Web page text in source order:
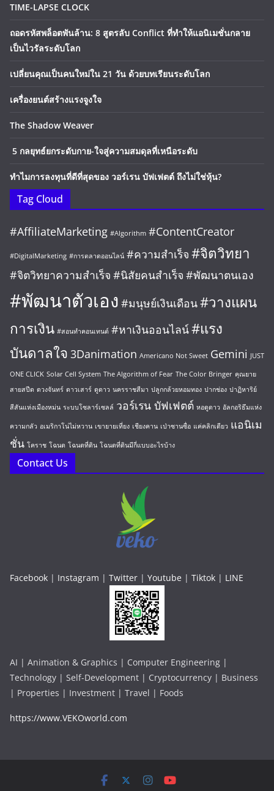
TIME-LAPSE CLOCK
ถอดรหัสพล็อตพันล้าน: 8 สูตรลับ Conflict ที่ทำให้แอนิเมชั่นกลาย
เป็นไวรัลระดับโลก
เปลี่ยนคุณเป็นคนใหม่ใน 21 วัน ด้วยบทเรียนระดับโลก
เครื่องยนต์สร้างแรงจูงใจ
The Shadow Weaver
5 กลยุทธ์ยกระดับกาย-ใจสู่ความสมดุลที่เหนือระดับ
ทำไมการลงทุนที่ดีที่สุดของ วอร์เรน บัฟเฟตต์ ถึงไม่ใช่หุ้น?
Tag Cloud
#AffiliateMarketing #Algorithm #ContentCreator
#DigitalMarketing #การตลาดออนไลน์ #ความสำเร็จ #จิตวิทยา
#จิตวิทยาความสำเร็จ #นิสัยคนสำเร็จ #พัฒนาตนเอง
#พัฒนาตัวเอง #มนุษย์เงินเดือน#วางแผน
การเงิน #สอนทำคอนเทนต์ #หาเงินออนไลน์#แรง
บันดาลใจ 3Danimation Americano Not Sweet Gemini JUST
ONE CLICK Solar Cell System The Algorithm of Fear The Color Bringer คุณยาย
สายสปีด ดวงจันทร์ ดาวเสาร์ ดูดาว นครราชสีมา ปลูกกล้วยหอมทอง ปากช่อง ปาฏิหาริย์
สีสันแห่งเมืองหม่น ระบบโซลาร์เซลล์ วอร์เรน บัฟเฟตต์ หอดูดาว อัลกอริธึมแห่ง
ความกลัว อเมริกาโน่ไม่หวาน เขายายเที่ยง เชียงคาน เป่าซานซื่อ แค่คลิกเดียว แอนิเม
ชั่น โคราช โฉนด โฉนดที่ดิน โฉนดที่ดินมีกี่แบบอะไรบ้าง
Contact Us
Facebook | Instagram | Twitter | Youtube | Tiktok | LINE
AI | Animation & Graphics | Computer Engineering |
Technology | Self-Development | Cryptocurrency | Business
| Properties | Investment | Travel | Foods
https://www.VEKOworld.com